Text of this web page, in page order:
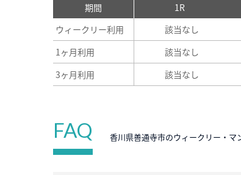
期間 1R
ウィークリー利用
該当なし
1ヶ月利用
該当なし
3ヶ月利用
該当なし
FAQ 香川県善通寺市のウィークリー・